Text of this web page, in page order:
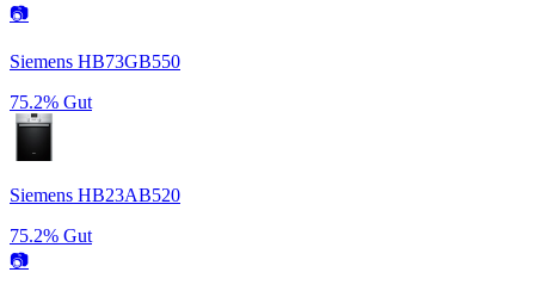
📷
Siemens HB73GB550
75.2% Gut
Siemens HB23AB520
75.2% Gut
📷